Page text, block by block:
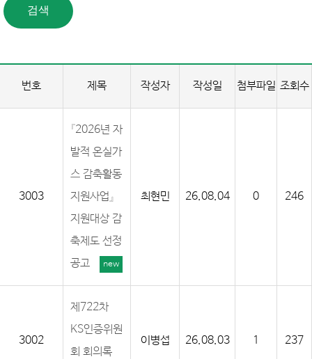
번호 제목 작성자 작성일 첨부파일 조회수
3003
『2026년 자
발적 온실가
스 감축활동
지원사업』
지원대상 감
축제도 선정
공고
new
최현민 26.08.04 0 246
3002
제722차
KS인증위원
회 회의록
이병섭 26.08.03 1 237